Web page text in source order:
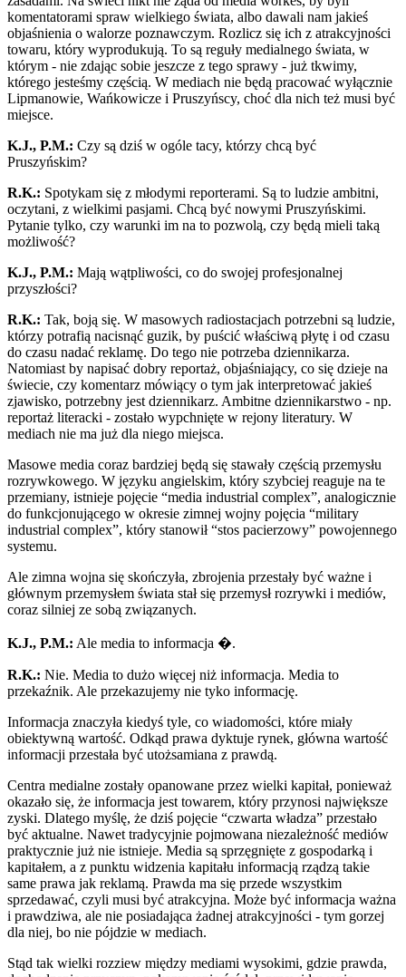
komentatorami spraw wielkiego świata, albo dawali nam jakieś
objaśnienia o walorze poznawczym. Rozlicz się ich z atrakcyjności
towaru, który wyprodukują. To są reguły medialnego świata, w
którym - nie zdając sobie jeszcze z tego sprawy - już tkwimy,
którego jesteśmy częścią. W mediach nie będą pracować wyłącznie
Lipmanowie, Wańkowicze i Pruszyńscy, choć dla nich też musi być
miejsce.
K.J., P.M.: Czy są dziś w ogóle tacy, którzy chcą być
Pruszyńskim?
R.K.: Spotykam się z młodymi reporterami. Są to ludzie ambitni,
oczytani, z wielkimi pasjami. Chcą być nowymi Pruszyńskimi.
Pytanie tylko, czy warunki im na to pozwolą, czy będą mieli taką
możliwość?
K.J., P.M.: Mają wątpliwości, co do swojej profesjonalnej
przyszłości?
R.K.: Tak, boją się. W masowych radiostacjach potrzebni są ludzie,
którzy potrafią nacisnąć guzik, by puścić właściwą płytę i od czasu
do czasu nadać reklamę. Do tego nie potrzeba dziennikarza.
Natomiast by napisać dobry reportaż, objaśniający, co się dzieje na
świecie, czy komentarz mówiący o tym jak interpretować jakieś
zjawisko, potrzebny jest dziennikarz. Ambitne dziennikarstwo - np.
reportaż literacki - zostało wypchnięte w rejony literatury. W
mediach nie ma już dla niego miejsca.
Masowe media coraz bardziej będą się stawały częścią przemysłu
rozrywkowego. W języku angielskim, który szybciej reaguje na te
przemiany, istnieje pojęcie “media industrial complex”, analogicznie
do funkcjonującego w okresie zimnej wojny pojęcia “military
industrial complex”, który stanowił “stos pacierzowy” powojennego
systemu.
Ale zimna wojna się skończyła, zbrojenia przestały być ważne i
głównym przemysłem świata stał się przemysł rozrywki i mediów,
coraz silniej ze sobą związanych.
K.J., P.M.: Ale media to informacja �.
R.K.: Nie. Media to dużo więcej niż informacja. Media to
przekaźnik. Ale przekazujemy nie tyko informację.
Informacja znaczyła kiedyś tyle, co wiadomości, które miały
obiektywną wartość. Odkąd prawa dyktuje rynek, główna wartość
informacji przestała być utożsamiana z prawdą.
Centra medialne zostały opanowane przez wielki kapitał, ponieważ
okazało się, że informacja jest towarem, który przynosi największe
zyski. Dlatego myślę, że dziś pojęcie “czwarta władza” przestało
być aktualne. Nawet tradycyjnie pojmowana niezależność mediów
praktycznie już nie istnieje. Media są sprzęgnięte z gospodarką i
kapitałem, a z punktu widzenia kapitału informacją rządzą takie
same prawa jak reklamą. Prawda ma się przede wszystkim
sprzedawać, czyli musi być atrakcyjna. Może być informacja ważna
i prawdziwa, ale nie posiadająca żadnej atrakcyjności - tym gorzej
dla niej, bo nie pójdzie w mediach.
Stąd tak wielki rozziew między mediami wysokimi, gdzie prawda,